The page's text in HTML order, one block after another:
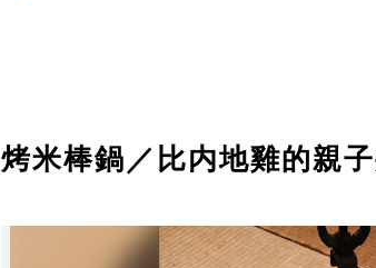
烤米棒鍋／比内地雞的親